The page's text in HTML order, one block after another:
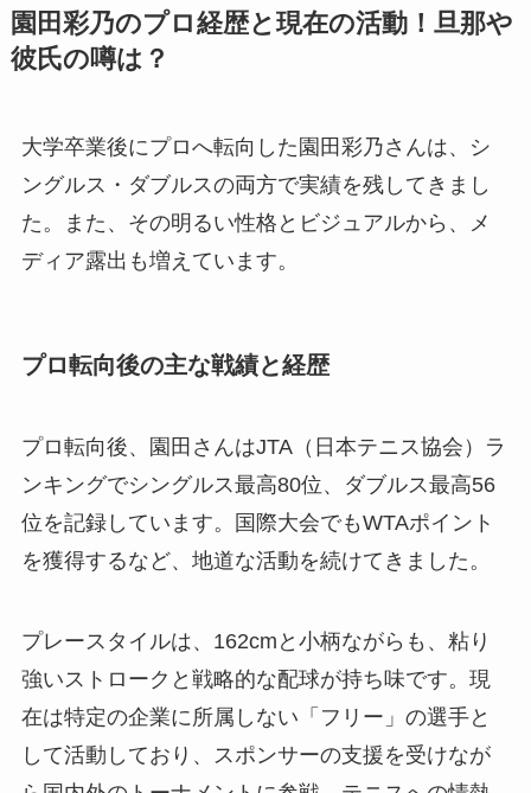
園田彩乃のプロ経歴と現在の活動！旦那や
彼氏の噂は？
大学卒業後にプロへ転向した園田彩乃さんは、シ
ングルス・ダブルスの両方で実績を残してきまし
た。また、その明るい性格とビジュアルから、メ
ディア露出も増えています。
プロ転向後の主な戦績と経歴
プロ転向後、園田さんはJTA（日本テニス協会）ラ
ンキングでシングルス最高80位、ダブルス最高56
位を記録しています。国際大会でもWTAポイント
を獲得するなど、地道な活動を続けてきました。
プレースタイルは、162cmと小柄ながらも、粘り
強いストロークと戦略的な配球が持ち味です。現
在は特定の企業に所属しない「フリー」の選手と
して活動しており、スポンサーの支援を受けなが